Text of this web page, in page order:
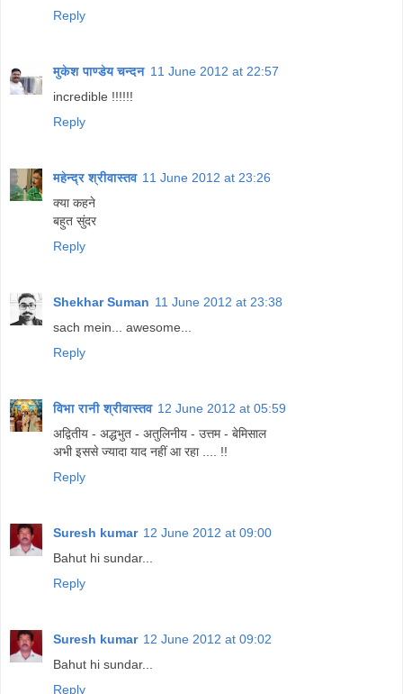
Reply
मुकेश पाण्डेय चन्दन 11 June 2012 at 22:57
incredible !!!!!!
Reply
महेन्द्र श्रीवास्तव 11 June 2012 at 23:26
क्या कहने
बहुत सुंदर
Reply
Shekhar Suman 11 June 2012 at 23:38
sach mein... awesome...
Reply
विभा रानी श्रीवास्तव 12 June 2012 at 05:59
अद्वितीय - अद्धभुत - अतुलिनीय - उत्तम - बेमिसाल
अभी इससे ज्यादा याद नहीं आ रहा .... !!
Reply
Suresh kumar 12 June 2012 at 09:00
Bahut hi sundar...
Reply
Suresh kumar 12 June 2012 at 09:02
Bahut hi sundar...
Reply